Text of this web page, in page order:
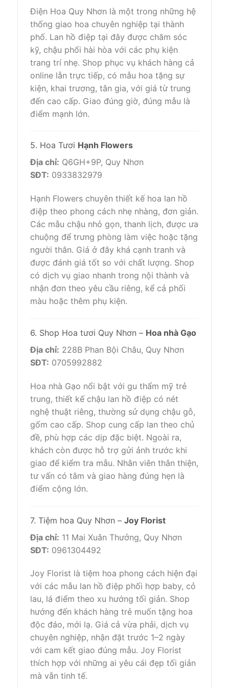
Điện Hoa Quy Nhơn là một trong những hệ
thống giao hoa chuyên nghiệp tại thành
phố. Lan hồ điệp tại đây được chăm sóc
kỹ, chậu phối hài hòa với các phụ kiện
trang trí nhẹ. Shop phục vụ khách hàng cả
online lẫn trực tiếp, có mẫu hoa tặng sự
kiện, khai trương, tân gia, với giá từ trung
đến cao cấp. Giao đúng giờ, đúng mẫu là
điểm mạnh lớn.
5. Hoa Tươi Hạnh Flowers
Địa chỉ: Q6GH+9P, Quy Nhơn
SĐT: 0933832979
Hạnh Flowers chuyên thiết kế hoa lan hồ
điệp theo phong cách nhẹ nhàng, đơn giản.
Các mẫu chậu nhỏ gọn, thanh lịch, được ưa
chuộng để trưng phòng làm việc hoặc tặng
người thân. Giá ở đây khá cạnh tranh và
được đánh giá tốt so với chất lượng. Shop
có dịch vụ giao nhanh trong nội thành và
nhận đơn theo yêu cầu riêng, kể cả phối
màu hoặc thêm phụ kiện.
6. Shop Hoa tươi Quy Nhơn – Hoa nhà Gạo
Địa chỉ: 228B Phan Bội Châu, Quy Nhơn
SĐT: 0705992882
Hoa nhà Gạo nổi bật với gu thẩm mỹ trẻ
trung, thiết kế chậu lan hồ điệp có nét
nghệ thuật riêng, thường sử dụng chậu gỗ,
gốm cao cấp. Shop cung cấp lan theo chủ
đề, phù hợp các dịp đặc biệt. Ngoài ra,
khách còn được hỗ trợ gửi ảnh trước khi
giao để kiểm tra mẫu. Nhân viên thân thiện,
tư vấn có tâm và giao hàng đúng hẹn là
điểm cộng lớn.
7. Tiệm hoa Quy Nhơn – Joy Florist
Địa chỉ: 11 Mai Xuân Thưởng, Quy Nhơn
SĐT: 0961304492
Joy Florist là tiệm hoa phong cách hiện đại
với các mẫu lan hồ điệp phối hợp baby, cỏ
lau, lá điểm theo xu hướng tối giản. Shop
hướng đến khách hàng trẻ muốn tặng hoa
độc đáo, mới lạ. Giá cả vừa phải, dịch vụ
chuyên nghiệp, nhận đặt trước 1–2 ngày
với cam kết giao đúng mẫu. Joy Florist
thích hợp với những ai yêu cái đẹp tối giản
mà vẫn tinh tế.